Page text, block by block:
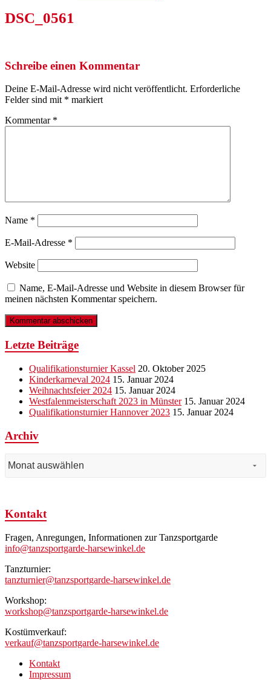
DSC_0561
Schreibe einen Kommentar
Deine E-Mail-Adresse wird nicht veröffentlicht. Erforderliche
Felder sind mit * markiert
Kommentar *
Name *
E-Mail-Adresse *
Website
Name, E-Mail-Adresse und Website in diesem Browser für
meinen nächsten Kommentar speichern.
Letzte Beiträge
Qualifikationsturnier Kassel 20. Oktober 2025
Kinderkarneval 2024 15. Januar 2024
Weihnachtsfeier 2024 15. Januar 2024
Westfalenmeisterschaft 2023 in Münster 15. Januar 2024
Qualifikationsturnier Hannover 2023 15. Januar 2024
Archiv
Kontakt
Fragen, Anregungen, Informationen zur Tanzsportgarde
info@tanzsportgarde-harsewinkel.de
Tanzturnier:
tanzturnier@tanzsportgarde-harsewinkel.de
Workshop:
workshop@tanzsportgarde-harsewinkel.de
Kostümverkauf:
verkauf@tanzsportgarde-harsewinkel.de
Kontakt
Impressum